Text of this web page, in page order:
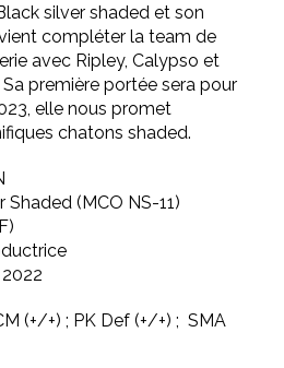
silver shaded et son
compléter la team de
avec Ripley, Calypso et
première portée sera pour
elle nous promet
chatons shaded.
Shaded (MCO NS-11)
(+/+) ; PK Def (+/+) ; SMA